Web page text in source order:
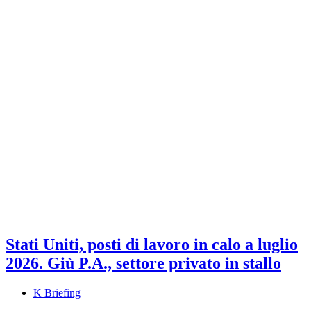
Stati Uniti, posti di lavoro in calo a luglio
2026. Giù P.A., settore privato in stallo
K Briefing